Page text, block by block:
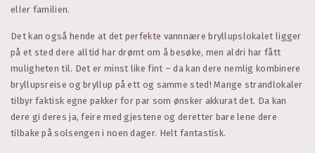
eller familien.
Det kan også hende at det perfekte vannnære bryllupslokalet ligger
på et sted dere alltid har drømt om å besøke, men aldri har fått
muligheten til. Det er minst like fint – da kan dere nemlig kombinere
bryllupsreise og bryllup på ett og samme sted! Mange strandlokaler
tilbyr faktisk egne pakker for par som ønsker akkurat det. Da kan
dere gi deres ja, feire med gjestene og deretter bare lene dere
tilbake på solsengen i noen dager. Helt fantastisk.